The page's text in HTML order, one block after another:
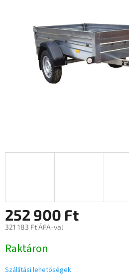
252 900 Ft
321 183 Ft ÁFA-val
Raktáron
Szállítási lehetőségek